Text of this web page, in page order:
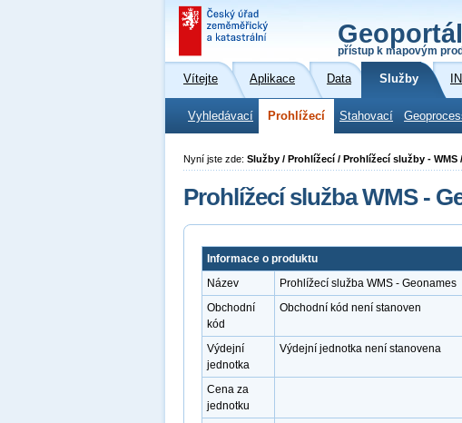
přístup k mapovým
Vítejte Aplikace Data Služby
Vyhledávací Prohlížecí Stahovací
Nyní jste zde: Služby / Prohlížecí / Prohlížecí služby - WMS
Prohlížecí služba WMS -
Informace o produktu
Název
Prohlížecí služba WMS - Geonames
Obchodní
kód
Obchodní kód není stanoven
Výdejní
jednotka
Výdejní jednotka není stanovena
Cena za
jednotku